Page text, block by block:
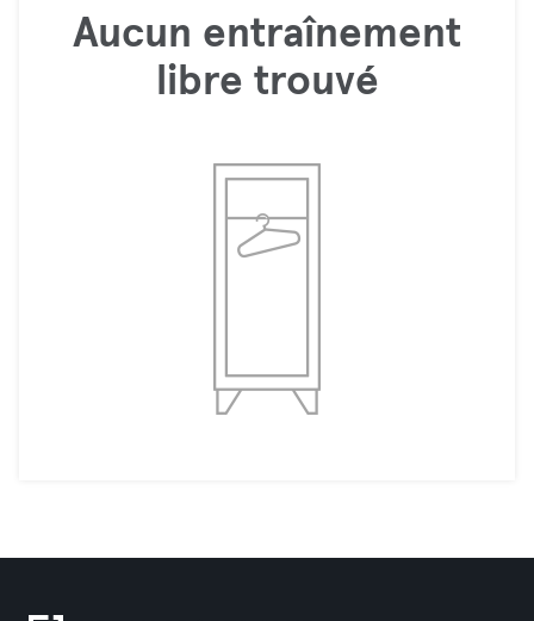
Aucun entraînement
libre trouvé